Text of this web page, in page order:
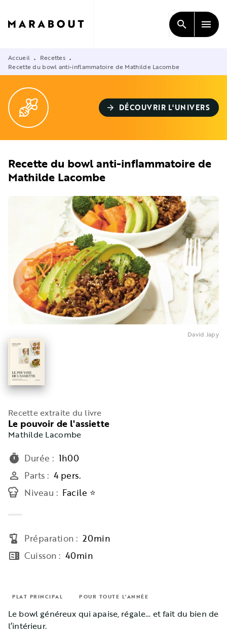
CONTENU
search menu
Accueil • Recettes •
Recette du bowl anti-inflammatoire de Mathilde Lacombe
arrow_forward DÉCOUVRIR L'UNIVERS
Recette du bowl anti-inflammatoire de
Mathilde Lacombe
David Japy
Recette extraite du livre
Le pouvoir de l'assiette
Mathilde Lacombe
timer Durée : 1h00
person_outline Parts : 4 pers.
Niveau : Facile ⭐
blender Préparation : 20min
microwave Cuisson : 40min
PLAT PRINCIPAL POUR TOUTE L'ANNÉE
Le bowl généreux qui apaise, régale… et fait du bien de
l’intérieur.